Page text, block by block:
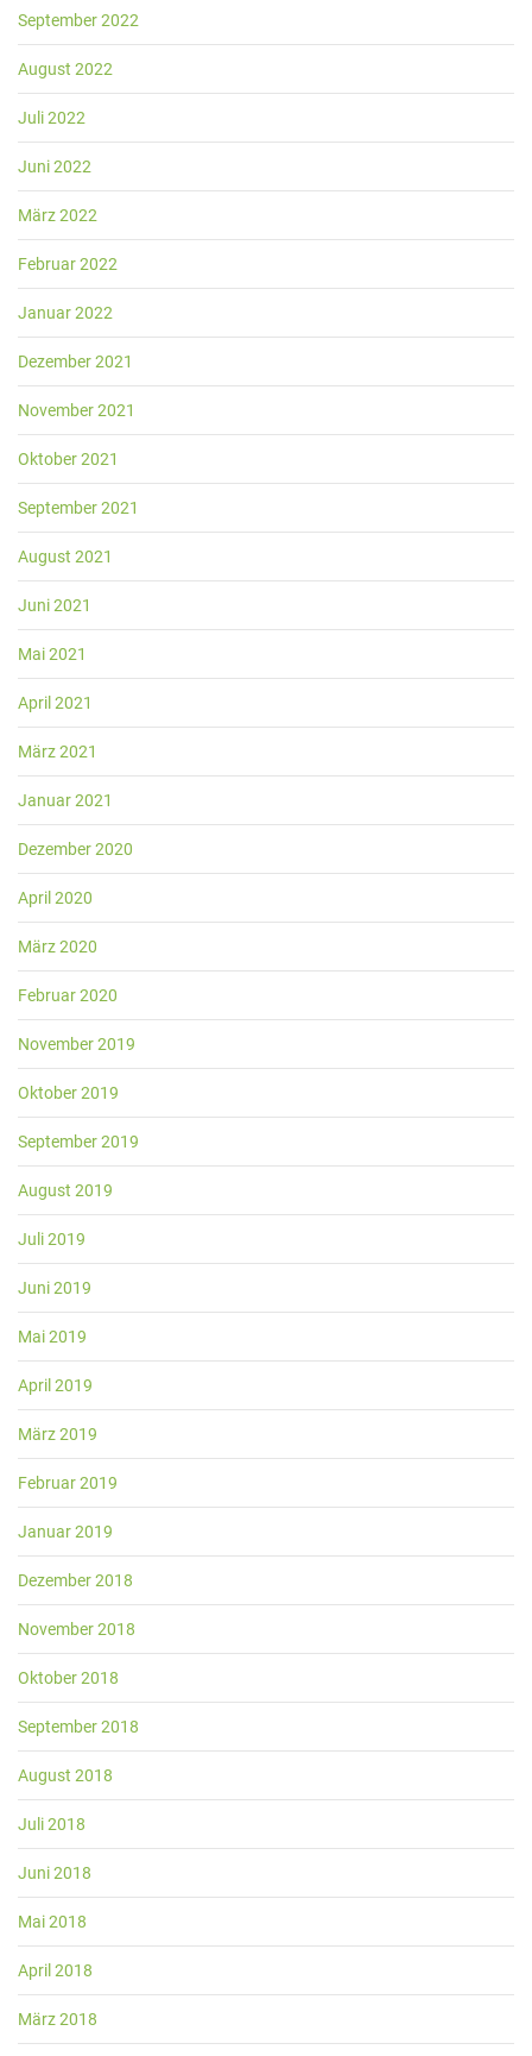
September 2022
August 2022
Juli 2022
Juni 2022
März 2022
Februar 2022
Januar 2022
Dezember 2021
November 2021
Oktober 2021
September 2021
August 2021
Juni 2021
Mai 2021
April 2021
März 2021
Januar 2021
Dezember 2020
April 2020
März 2020
Februar 2020
November 2019
Oktober 2019
September 2019
August 2019
Juli 2019
Juni 2019
Mai 2019
April 2019
März 2019
Februar 2019
Januar 2019
Dezember 2018
November 2018
Oktober 2018
September 2018
August 2018
Juli 2018
Juni 2018
Mai 2018
April 2018
März 2018